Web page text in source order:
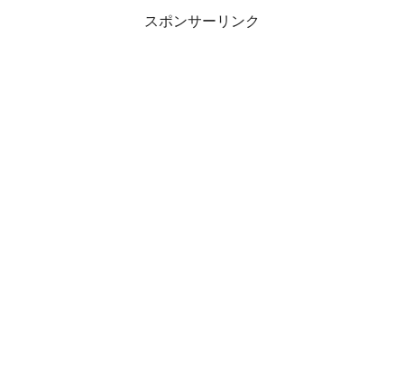
スポンサーリンク